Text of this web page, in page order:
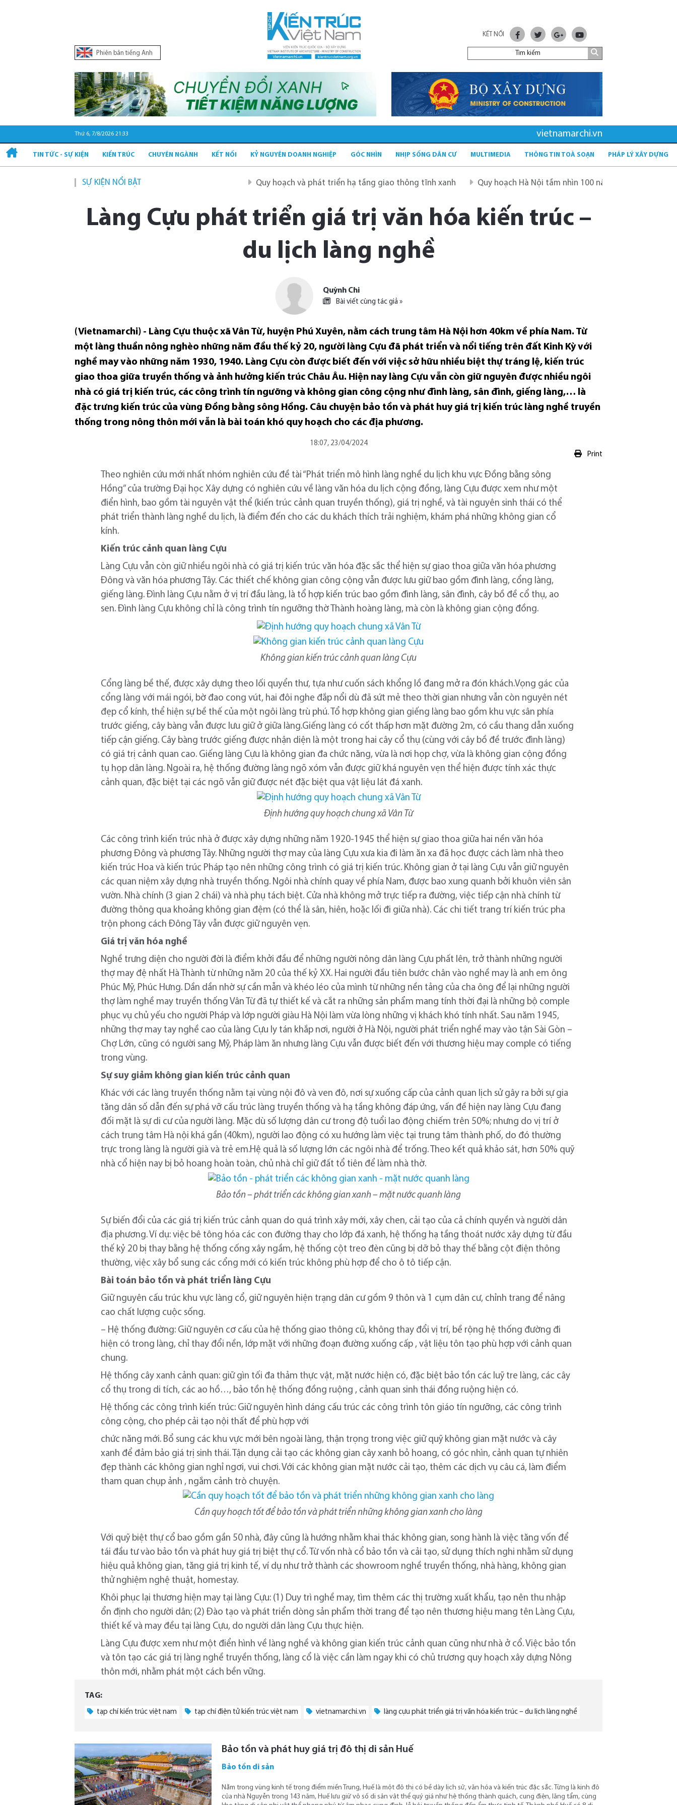
Phiên bản tiếng Anh
KẾT NỐI
Thứ 6, 7/8/2026 21:33 vietnamarchi.vn
TIN TỨC - SỰ KIỆN KIẾN TRÚC CHUYÊN NGÀNH KẾT NỐI KỶ NGUYÊN DOANH NGHIỆP GÓC NHÌN NHỊP SỐNG DÂN CƯ MULTIMEDIA THÔNG TIN TOÀ SOẠN PHÁP LÝ XÂY DỰNG
SỰ KIỆN NỔI BẬT Quy hoạch và phát triển hạ tầng giao thông tĩnh xanh Quy hoạch Hà Nội tầm nhìn 100 năm
Làng Cựu phát triển giá trị văn hóa kiến trúc –
du lịch làng nghề
Quỳnh Chi
Bài viết cùng tác giả »
(Vietnamarchi) - Làng Cựu thuộc xã Vân Từ, huyện Phú Xuyên, nằm cách trung tâm Hà Nội hơn 40km về phía Nam. Từ
một làng thuần nông nghèo những năm đầu thế kỷ 20, người làng Cựu đã phát triển và nổi tiếng trên đất Kinh Kỳ với
nghề may vào những năm 1930, 1940. Làng Cựu còn được biết đến với việc sở hữu nhiều biệt thự tráng lệ, kiến trúc
giao thoa giữa truyền thống và ảnh hưởng kiến trúc Châu Âu. Hiện nay làng Cựu vẫn còn giữ nguyên được nhiều ngôi
nhà có giá trị kiến trúc, các công trình tín ngưỡng và không gian công cộng như đình làng, sân đình, giếng làng,… là
đặc trưng kiến trúc của vùng Đồng bằng sông Hồng. Câu chuyện bảo tồn và phát huy giá trị kiến trúc làng nghề truyền
thống trong nông thôn mới vẫn là bài toán khó quy hoạch cho các địa phương.
18:07, 23/04/2024
Print
Theo nghiên cứu mới nhất nhóm nghiên cứu đề tài “Phát triển mô hình làng nghề du lịch khu vực Đồng bằng sông
Hồng” của trường Đại học Xây dựng có nghiên cứu về làng văn hóa du lịch cộng đồng, làng Cựu được xem như một
điển hình, bao gồm tài nguyên vật thể (kiến trúc cảnh quan truyền thống), giá trị nghề, và tài nguyên sinh thái có thể
phát triển thành làng nghề du lịch, là điểm đến cho các du khách thích trải nghiệm, khám phá những không gian cổ
kính.
Kiến trúc cảnh quan làng Cựu
Làng Cựu vẫn còn giữ nhiều ngôi nhà có giá trị kiến trúc văn hóa đặc sắc thể hiện sự giao thoa giữa văn hóa phương
Đông và văn hóa phương Tây. Các thiết chế không gian công cộng vẫn được lưu giữ bao gồm đình làng, cổng làng,
giếng làng. Đình làng Cựu nằm ở vị trí đầu làng, là tổ hợp kiến trúc bao gồm đình làng, sân đình, cây bồ đề cổ thụ, ao
sen. Đình làng Cựu không chỉ là công trình tín ngưỡng thờ Thành hoàng làng, mà còn là không gian cộng đồng.
Không gian kiến trúc cảnh quan làng Cựu
Cổng làng bề thế, được xây dựng theo lối quyển thư, tựa như cuốn sách khổng lồ đang mở ra đón khách.Vọng gác của
cổng làng với mái ngói, bờ đao cong vút, hai đôi nghe đắp nổi dù đã sứt mẻ theo thời gian nhưng vẫn còn nguyên nét
đẹp cổ kính, thể hiện sự bề thế của một ngôi làng trù phú. Tổ hợp không gian giếng làng bao gồm khu vực sân phía
trước giếng, cây bàng vẫn được lưu giữ ở giữa làng.Giếng làng có cốt thấp hơn mặt đường 2m, có cầu thang dẫn xuống
tiếp cận giếng. Cây bàng trước giếng được nhận diện là một trong hai cây cổ thụ (cùng với cây bồ đề trước đình làng)
có giá trị cảnh quan cao. Giếng làng Cựu là không gian đa chức năng, vừa là nơi họp chợ, vừa là không gian cộng đồng
tụ họp dân làng. Ngoài ra, hệ thống đường làng ngõ xóm vẫn được giữ khá nguyên vẹn thể hiện được tính xác thực
cảnh quan, đặc biệt tại các ngõ vẫn giữ được nét đặc biệt qua vật liệu lát đá xanh.
Định hướng quy hoạch chung xã Vân Từ
Các công trình kiến trúc nhà ở được xây dựng những năm 1920-1945 thể hiện sự giao thoa giữa hai nền văn hóa
phương Đông và phương Tây. Những người thợ may của làng Cựu xưa kia đi làm ăn xa đã học được cách làm nhà theo
kiến trúc Hoa và kiến trúc Pháp tạo nên những công trình có giá trị kiến trúc. Không gian ở tại làng Cựu vẫn giữ nguyên
các quan niệm xây dựng nhà truyền thống. Ngôi nhà chính quay về phía Nam, được bao xung quanh bởi khuôn viên sân
vườn. Nhà chính (3 gian 2 chái) và nhà phụ tách biệt. Cửa nhà không mở trực tiếp ra đường, việc tiếp cận nhà chính từ
đường thông qua khoảng không gian đệm (có thể là sân, hiên, hoặc lối đi giữa nhà). Các chi tiết trang trí kiến trúc pha
trộn phong cách Đông Tây vẫn được giữ nguyên vẹn.
Giá trị văn hóa nghề
Nghề trưng diện cho người đời là điểm khởi đầu để những người nông dân làng Cựu phất lên, trở thành những người
thợ may đệ nhất Hà Thành từ những năm 20 của thế kỷ XX. Hai người đầu tiên bước chân vào nghề may là anh em ông
Phúc Mỹ, Phúc Hưng. Dần dần nhờ sự cần mẫn và khéo léo của mình từ những nền tảng của cha ông để lại những người
thợ làm nghề may truyền thống Vân Từ đã tự thiết kế và cắt ra những sản phẩm mang tính thời đại là những bộ comple
phục vụ chủ yếu cho người Pháp và lớp người giàu Hà Nội làm vừa lòng những vị khách khó tính nhất. Sau năm 1945,
những thợ may tay nghề cao của làng Cựu ly tán khắp nơi, người ở Hà Nội, người phát triển nghề may vào tận Sài Gòn –
Chợ Lớn, cũng có người sang Mỹ, Pháp làm ăn nhưng làng Cựu vẫn được biết đến với thương hiệu may comple có tiếng
trong vùng.
Sự suy giảm không gian kiến trúc cảnh quan
Khác với các làng truyền thống nằm tại vùng nội đô và ven đô, nơi sự xuống cấp của cảnh quan lịch sử gây ra bởi sự gia
tăng dân số dẫn đến sự phá vỡ cấu trúc làng truyền thống và hạ tầng không đáp ứng, vấn đề hiện nay làng Cựu đang
đối mặt là sự di cư của người làng. Mặc dù số lượng dân cư trong độ tuổi lao động chiếm trên 50%; nhưng do vị trí ở
cách trung tâm Hà nội khá gần (40km), người lao động có xu hướng làm việc tại trung tâm thành phố, do đó thường
trực trong làng là người già và trẻ em.Hệ quả là số lượng lớn các ngôi nhà để trống. Theo kết quả khảo sát, hơn 50% quỹ
nhà cổ hiện nay bị bỏ hoang hoàn toàn, chủ nhà chỉ giữ đất tổ tiên để làm nhà thờ.
Bảo tồn – phát triển các không gian xanh – mặt nước quanh làng
Sự biến đổi của các giá trị kiến trúc cảnh quan do quá trình xây mới, xây chen, cải tạo của cả chính quyền và người dân
địa phương. Ví dụ: việc bê tông hóa các con đường thay cho lớp đá xanh, hệ thống hạ tầng thoát nước xây dựng từ đầu
thế kỷ 20 bị thay bằng hệ thống cống xây ngầm, hệ thống cột treo đèn cũng bị dỡ bỏ thay thế bằng cột điện thông
thường, việc xây bổ sung các cổng mới có kiến trúc không phù hợp để cho ô tô tiếp cận.
Bài toán bảo tồn và phát triển làng Cựu
Giữ nguyên cấu trúc khu vực làng cổ, giữ nguyên hiện trạng dân cư gồm 9 thôn và 1 cụm dân cư, chỉnh trang để nâng
cao chất lượng cuộc sống.
– Hệ thống đường: Giữ nguyên cơ cấu của hệ thống giao thông cũ, không thay đổi vị trí, bề rộng hệ thống đường đi
hiện có trong làng, chỉ thay đổi nền, lớp mặt với những đoạn đường xuống cấp , vật liệu tôn tạo phù hợp với cảnh quan
chung.
Hệ thống cây xanh cảnh quan: giữ gìn tối đa thảm thực vật, mặt nước hiện có, đặc biệt bảo tồn các luỹ tre làng, các cây
cổ thụ trong di tích, các ao hồ…, bảo tồn hệ thống đồng ruộng , cảnh quan sinh thái đồng ruộng hiện có.
Hệ thống các công trình kiến trúc: Giữ nguyên hình dáng cấu trúc các công trình tôn giáo tín ngưỡng, các công trình
công cộng, cho phép cải tạo nội thất để phù hợp với
chức năng mới. Bổ sung các khu vực mới bên ngoài làng, thận trọng trong việc giữ quỹ không gian mặt nước và cây
xanh để đảm bảo giá trị sinh thái. Tận dụng cải tạo các không gian cây xanh bỏ hoang, có góc nhìn, cảnh quan tự nhiên
đẹp thành các không gian nghỉ ngơi, vui chơi. Với các không gian mặt nước cải tạo, thêm các dịch vụ câu cá, làm điểm
tham quan chụp ảnh , ngắm cảnh trò chuyện.
Cần quy hoạch tốt để bảo tồn và phát triển những không gian xanh cho làng
Với quỹ biệt thự cổ bao gồm gần 50 nhà, đây cũng là hướng nhằm khai thác không gian, song hành là việc tăng vốn để
tái đầu tư vào bảo tồn và phát huy giá trị biệt thự cổ. Từ vốn nhà cổ bảo tồn và cải tạo, sử dụng thích nghi nhằm sử dụng
hiệu quả không gian, tăng giá trị kinh tế, ví dụ như trở thành các showroom nghề truyền thống, nhà hàng, không gian
thử nghiệm nghệ thuật, homestay.
Khôi phục lại thương hiện may tại làng Cựu: (1) Duy trì nghề may, tìm thêm các thị trường xuất khẩu, tạo nên thu nhập
ổn định cho người dân; (2) Đào tạo và phát triển dòng sản phẩm thời trang để tạo nên thương hiệu mang tên Làng Cựu,
thiết kế và may đều tại làng Cựu, do người dân làng Cựu thực hiện.
Làng Cựu được xem như một điển hình về làng nghề và không gian kiến trúc cảnh quan cũng như nhà ở cổ. Việc bảo tồn
và tôn tạo các giá trị làng nghề truyền thống, làng cổ là việc cần làm ngay khi có chủ trương quy hoạch xây dựng Nông
thôn mới, nhằm phát một cách bền vững.
TAG:
tạp chí kiến trúc việt nam tạp chí điện tử kiến trúc việt nam vietnamarchi.vn làng cựu phát triển giá trị văn hóa kiến trúc – du lịch làng nghề
Bảo tồn và phát huy giá trị đô thị di sản Huế
Bảo tồn di sản
Nằm trong vùng kinh tế trọng điểm miền Trung, Huế là một đô thị có bề dày lịch sử, văn hóa và kiến trúc đặc sắc. Từng là kinh đô
của nhà Nguyễn trong 143 năm, Huế lưu giữ vô số di sản vật thể quý giá như hệ thống thành quách, cung điện, lăng tẩm, cùng